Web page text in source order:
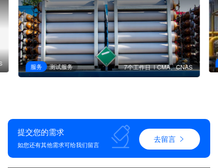
服务 测试服务 7个工作日 CMA、CNAS
提交您的需求
如您还有其他需求可给我们留言
去留言